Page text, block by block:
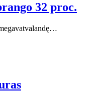
32 proc.